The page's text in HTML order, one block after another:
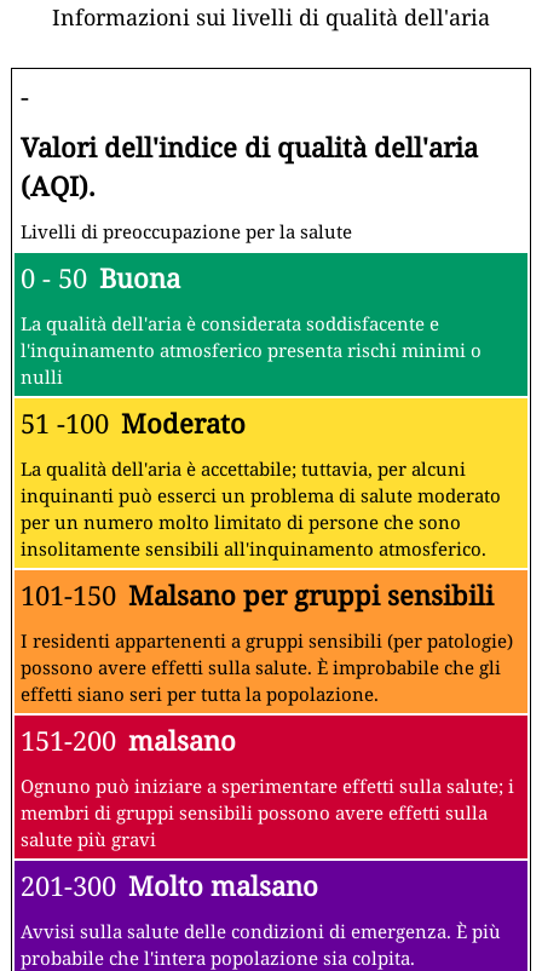
Informazioni sui livelli di qualità dell'aria
-
Valori dell'indice di qualità dell'aria
(AQI).
Livelli di preoccupazione per la salute
0 - 50 Buona
La qualità dell'aria è considerata soddisfacente e
l'inquinamento atmosferico presenta rischi minimi o
nulli
51 -100 Moderato
La qualità dell'aria è accettabile; tuttavia, per alcuni
inquinanti può esserci un problema di salute moderato
per un numero molto limitato di persone che sono
insolitamente sensibili all'inquinamento atmosferico.
101-150 Malsano per gruppi sensibili
I residenti appartenenti a gruppi sensibili (per patologie)
possono avere effetti sulla salute. È improbabile che gli
effetti siano seri per tutta la popolazione.
151-200 malsano
Ognuno può iniziare a sperimentare effetti sulla salute; i
membri di gruppi sensibili possono avere effetti sulla
salute più gravi
201-300 Molto malsano
Avvisi sulla salute delle condizioni di emergenza. È più
probabile che l'intera popolazione sia colpita.